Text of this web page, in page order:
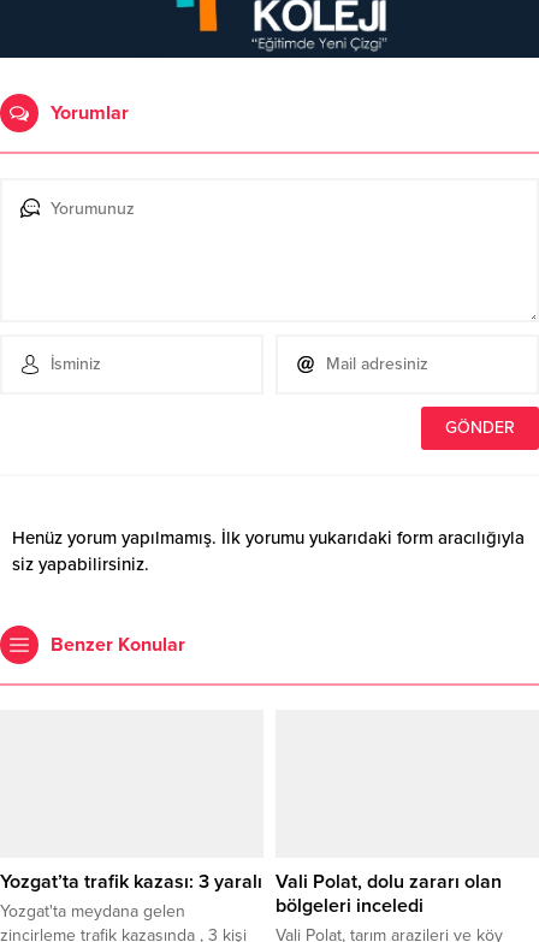
Yorumlar
Henüz yorum yapılmamış. İlk yorumu yukarıdaki form aracılığıyla
siz yapabilirsiniz.
Benzer Konular
Yozgat’ta trafik kazası: 3 yaralı
Yozgat'ta meydana gelen
zincirleme trafik kazasında , 3 kişi
Vali Polat, dolu zararı olan
bölgeleri inceledi
Vali Polat, tarım arazileri ve köy